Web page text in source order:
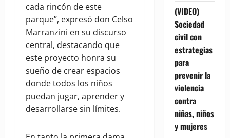
cada rincón de este
parque”, expresó don Celso
Marranzini en su discurso
central, destacando que
este proyecto honra su
sueño de crear espacios
donde todos los niños
puedan jugar, aprender y
desarrollarse sin límites.
(VIDEO)
Sociedad
civil con
estrategias
para
prevenir la
violencia
contra
niñas, niños
y mujeres